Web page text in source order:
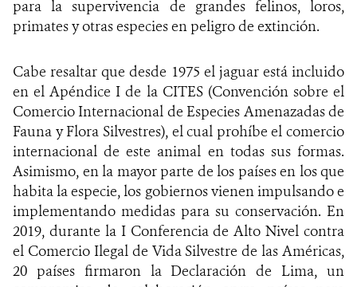
para la supervivencia de grandes felinos, loros,
primates y otras especies en peligro de extinción.
Cabe resaltar que desde 1975 el jaguar está incluido
en el Apéndice I de la CITES (Convención sobre el
Comercio Internacional de Especies Amenazadas de
Fauna y Flora Silvestres), el cual prohíbe el comercio
internacional de este animal en todas sus formas.
Asimismo, en la mayor parte de los países en los que
habita la especie, los gobiernos vienen impulsando e
implementando medidas para su conservación. En
2019, durante la I Conferencia de Alto Nivel contra
el Comercio Ilegal de Vida Silvestre de las Américas,
20 países firmaron la Declaración de Lima, un